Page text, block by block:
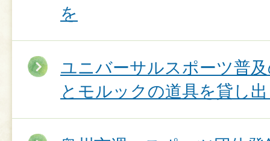
を
ユニバーサルスポーツ普
とモルックの道具を貸し